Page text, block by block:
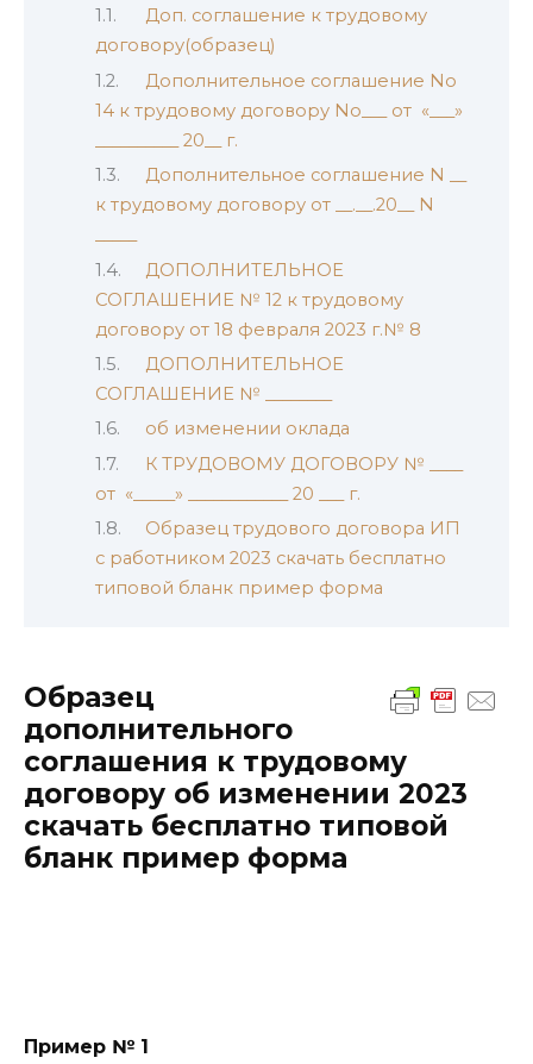
Доп. соглашение к трудовому
договору(образец)
Дополнительное соглашение No
14 к трудовому договору No___ от «___»
__________ 20__ г.
Дополнительное соглашение N __
к трудовому договору от __.__.20__ N
ДОПОЛНИТЕЛЬНОЕ
СОГЛАШЕНИЕ № 12 к трудовому
договору от 18 февраля 2023 г.№ 8
ДОПОЛНИТЕЛЬНОЕ
СОГЛАШЕНИЕ № ________
об изменении оклада
К ТРУДОВОМУ ДОГОВОРУ № ____
от «_____» ____________ 20 ___ г.
Образец трудового договора ИП
с работником 2023 скачать бесплатно
типовой бланк пример форма
Образец
дополнительного
соглашения к трудовому
договору об изменении 2023
скачать бесплатно типовой
бланк пример форма
Пример № 1